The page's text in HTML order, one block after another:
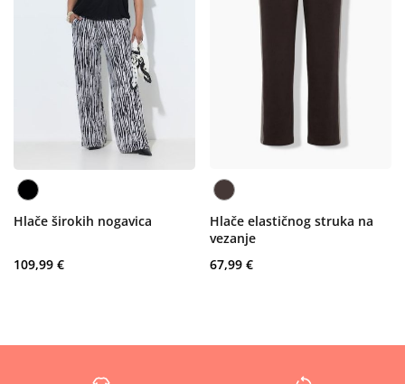
Hlače širokih nogavica
109,99 €
Hlače elastičnog struka na
vezanje
67,99 €